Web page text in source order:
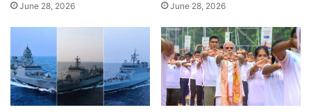
June 28, 2026 June 28, 2026